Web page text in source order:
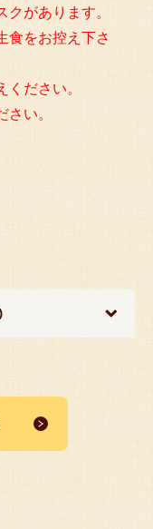
があります。
食をお控え下さ
ださい。
い。